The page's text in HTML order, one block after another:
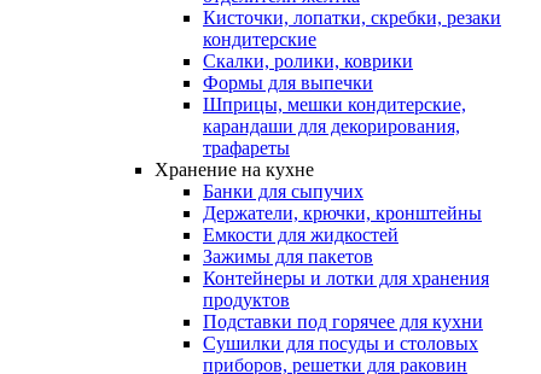
Кисточки, лопатки, скребки, резаки
кондитерские
Скалки, ролики, коврики
Формы для выпечки
Шприцы, мешки кондитерские,
карандаши для декорирования,
трафареты
Хранение на кухне
Банки для сыпучих
Держатели, крючки, кронштейны
Емкости для жидкостей
Зажимы для пакетов
Контейнеры и лотки для хранения
продуктов
Подставки под горячее для кухни
Сушилки для посуды и столовых
приборов, решетки для раковин